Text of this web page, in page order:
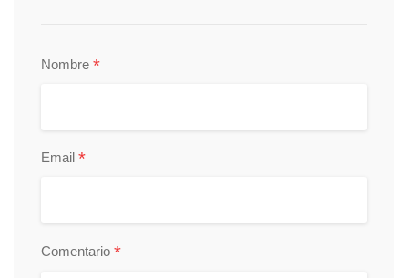
Nombre *
Email *
Comentario *